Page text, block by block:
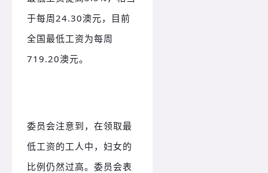
于每周24.30澳元，目前
全国最低工资为每周
719.20澳元。
委员会注意到，在领取最
低工资的工人中，妇女的
比例仍然过高。委员会表